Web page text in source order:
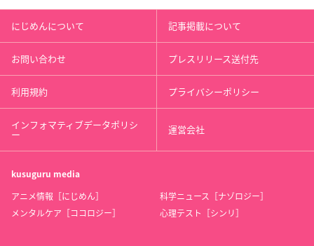
にじめんについて 記事掲載について
お問い合わせ プレスリリース送付先
利用規約 プライバシーポリシー
インフォマティブデータポリシ
ー 運営会社
kusuguru media
アニメ情報［にじめん］
科学ニュース［ナゾロジー］
メンタルケア［ココロジー］
心理テスト［シンリ］